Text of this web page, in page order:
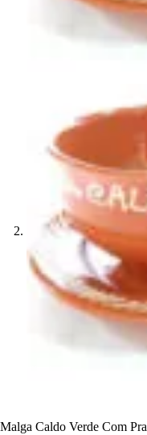
Malga Caldo Verde Com